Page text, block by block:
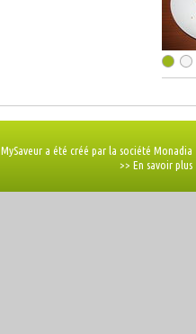
MySaveur a été créé par la société Monadia
>> En savoir plus